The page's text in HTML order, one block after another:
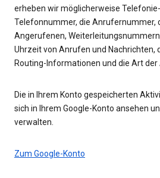
erheben wir möglicherweise
Telefonnummer, die Anrufernummer,
Angerufenen,
Uhrzeit von Anrufen und Nachrichten,
Routing-Informationen und die Art der
Die in Ihrem Konto gespeicherten
sich in Ihrem Google-Konto ansehen
verwalten.
Zum Google-Konto